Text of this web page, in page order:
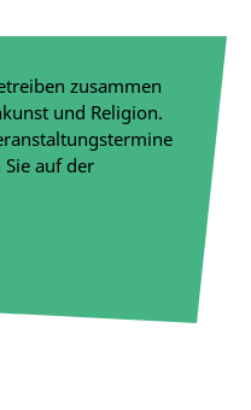
zusammen
und Religion.
auf der